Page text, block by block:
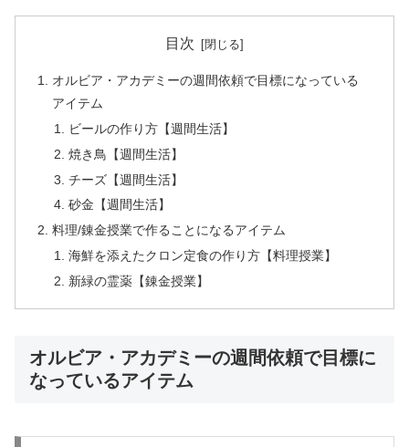
目次
オルビア・アカデミーの週間依頼で目標になっている
アイテム
ビールの作り方【週間生活】
焼き鳥【週間生活】
チーズ【週間生活】
砂金【週間生活】
料理/錬金授業で作ることになるアイテム
海鮮を添えたクロン定食の作り方【料理授業】
新緑の霊薬【錬金授業】
オルビア・アカデミーの週間依頼で目標に
なっているアイテム